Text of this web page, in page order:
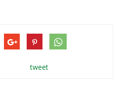
tweet